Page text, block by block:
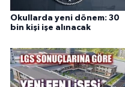
Okullarda yeni dönem: 30
bin kişi işe alınacak